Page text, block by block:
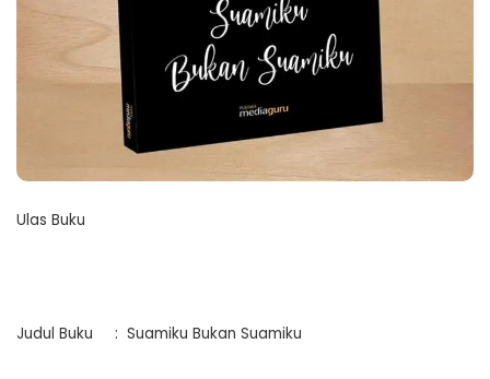
Ulas Buku
Judul Buku : Suamiku Bukan Suamiku